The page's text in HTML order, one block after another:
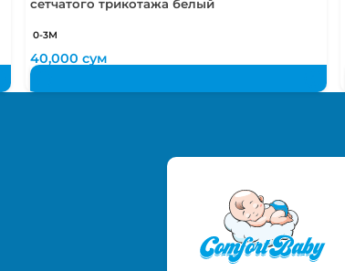
сетчатого трикотажа белый
0-3М
40,000сум